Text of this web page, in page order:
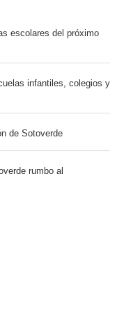
escolares del próximo
infantiles, colegios y
de Sotoverde
rumbo al